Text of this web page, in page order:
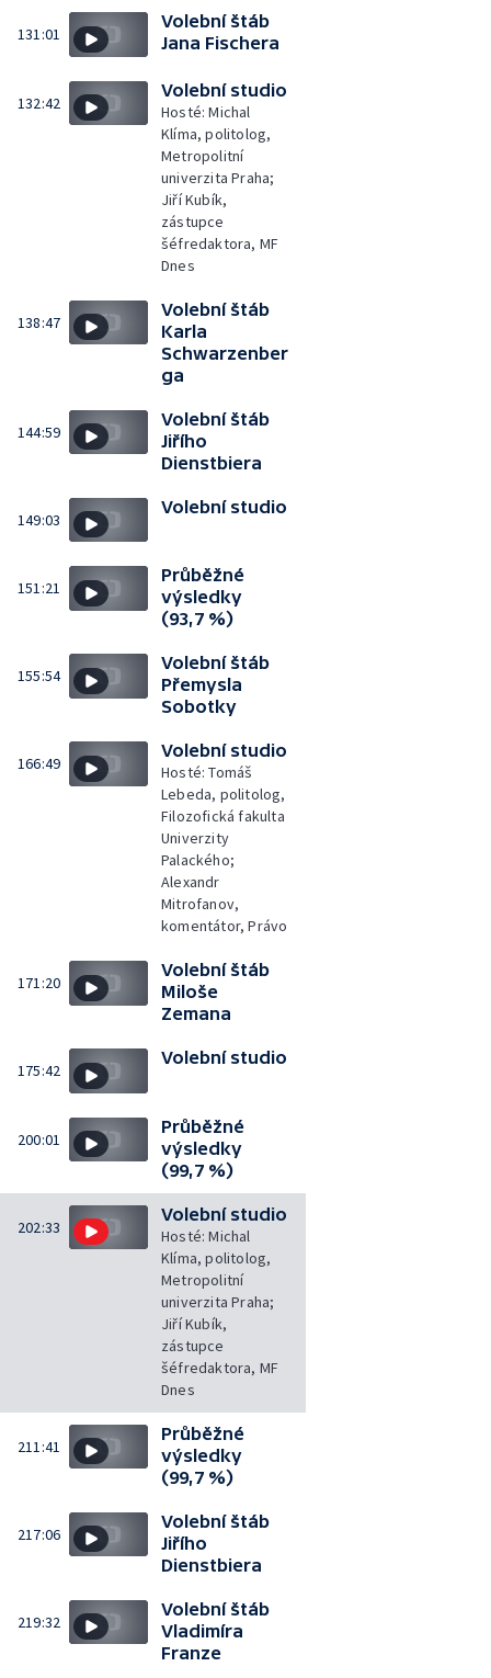
131:01
Volební štáb
Jana Fischera
132:42
Volební studio
Hosté: Michal
Klíma, politolog,
Metropolitní
univerzita Praha;
Jiří Kubík,
zástupce
šéfredaktora, MF
Dnes
138:47
Volební štáb
Karla
Schwarzenber
ga
144:59
Volební štáb
Jiřího
Dienstbiera
149:03
Volební studio
151:21
Průběžné
výsledky
(93,7 %)
155:54
Volební štáb
Přemysla
Sobotky
166:49
Volební studio
Hosté: Tomáš
Lebeda, politolog,
Filozofická fakulta
Univerzity
Palackého;
Alexandr
Mitrofanov,
komentátor, Právo
171:20
Volební štáb
Miloše
Zemana
175:42
Volební studio
200:01
Průběžné
výsledky
(99,7 %)
202:33
Volební studio
Hosté: Michal
Klíma, politolog,
Metropolitní
univerzita Praha;
Jiří Kubík,
zástupce
šéfredaktora, MF
Dnes
211:41
Průběžné
výsledky
(99,7 %)
217:06
Volební štáb
Jiřího
Dienstbiera
219:32
Volební štáb
Vladimíra
Franze